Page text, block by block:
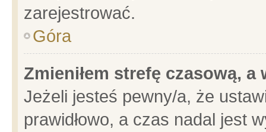
zarejestrować.
Góra
Zmieniłem strefę czasową,
Jeżeli jesteś pewny/a, że
prawidłowo, a czas nadal jest